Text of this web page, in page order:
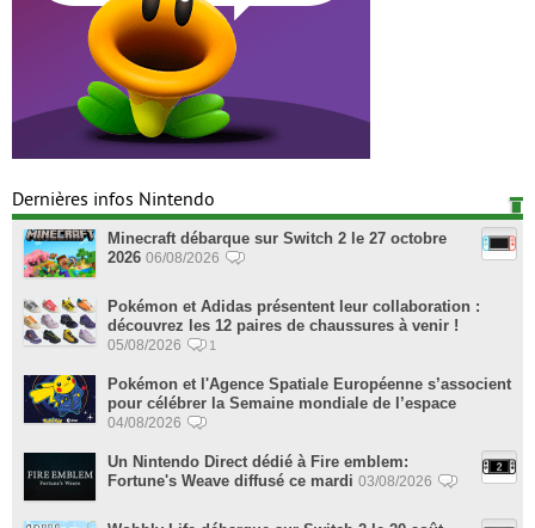
Dernières infos Nintendo
Minecraft débarque sur Switch 2 le 27 octobre
2026 06/08/2026
Pokémon et Adidas présentent leur collaboration :
découvrez les 12 paires de chaussures à venir !
05/08/2026 1
Pokémon et l'Agence Spatiale Européenne s’associent
pour célébrer la Semaine mondiale de l’espace
04/08/2026
Un Nintendo Direct dédié à Fire emblem:
Fortune's Weave diffusé ce mardi 03/08/2026